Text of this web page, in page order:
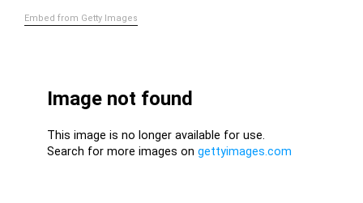
Embed from Getty Images